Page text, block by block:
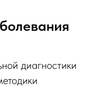
диагностики